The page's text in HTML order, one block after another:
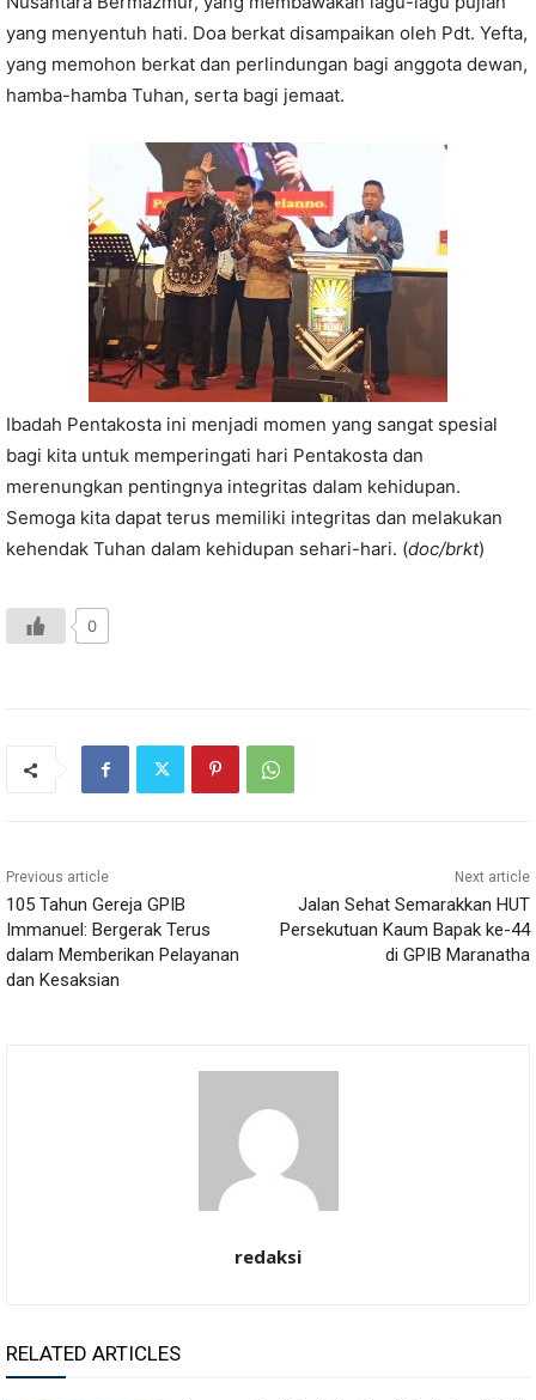
yang menyentuh hati. Doa berkat disampaikan oleh Pdt. Yefta,
yang memohon berkat dan perlindungan bagi anggota dewan,
hamba-hamba Tuhan, serta bagi jemaat.
Ibadah Pentakosta ini menjadi momen yang sangat spesial
bagi kita untuk memperingati hari Pentakosta dan
merenungkan pentingnya integritas dalam kehidupan.
Semoga kita dapat terus memiliki integritas dan melakukan
kehendak Tuhan dalam kehidupan sehari-hari. (doc/brkt)
0
Previous article
105 Tahun Gereja GPIB
Immanuel: Bergerak Terus
dalam Memberikan Pelayanan
dan Kesaksian
Next article
Jalan Sehat Semarakkan HUT
Persekutuan Kaum Bapak ke-44
di GPIB Maranatha
redaksi
RELATED ARTICLES